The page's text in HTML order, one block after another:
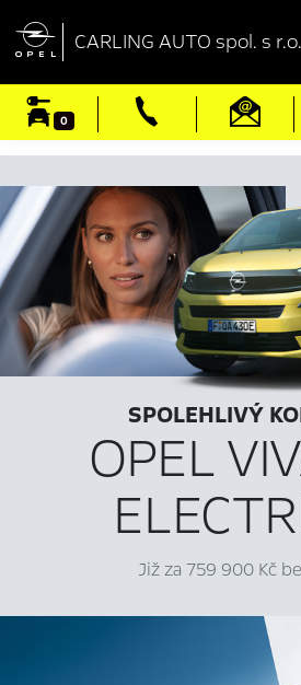
 CARLING AUTO spol. s r.o.
0
SPOLEHLIVÝ
OPEL
Již za 759 900 Kč